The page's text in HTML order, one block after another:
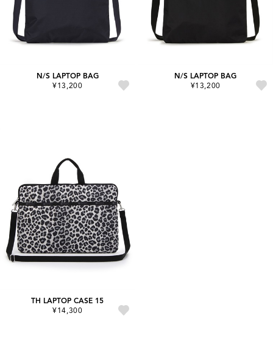
N/S LAPTOP BAG
¥13,200
N/S LAPTOP BAG
¥13,200
TH LAPTOP CASE 15
¥14,300